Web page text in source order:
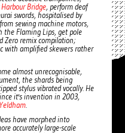
Bridge, perform deaf
swords, hospitalised by
sewing machine motors,
the Flaming Lips, get pole
Zero remix compilation;
with amplified skewers rather
almost unrecognisable,
the shards being
stylus vibrated vocally. He
it's invention in 2003,
.
have morphed into
accurately large-scale